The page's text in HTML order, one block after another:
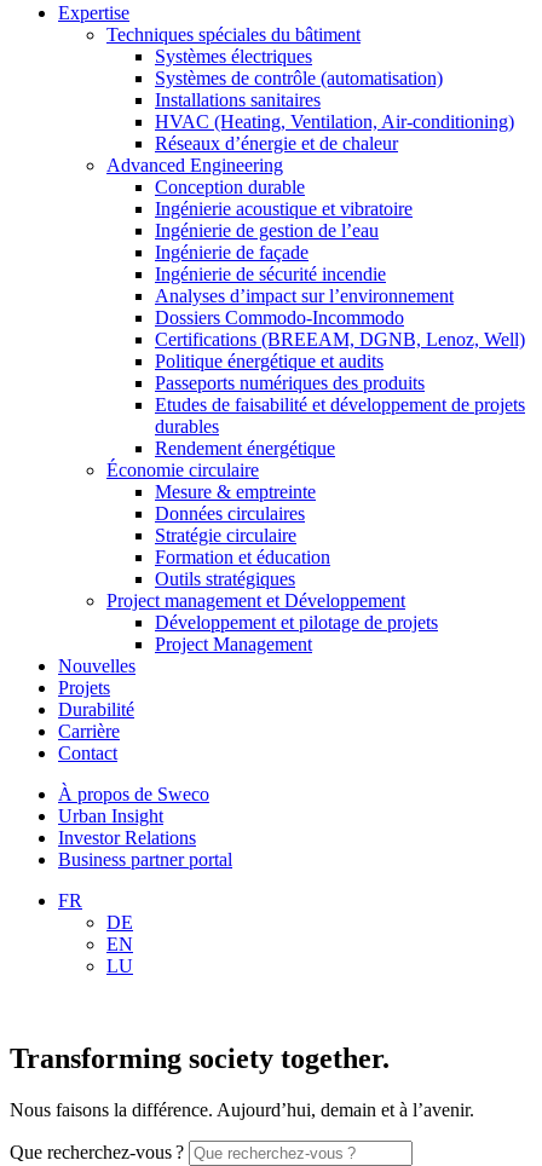
Expertise
Techniques spéciales du bâtiment
Systèmes électriques
Systèmes de contrôle (automatisation)
Installations sanitaires
HVAC (Heating, Ventilation, Air-conditioning)
Réseaux d’énergie et de chaleur
Advanced Engineering
Conception durable
Ingénierie acoustique et vibratoire
Ingénierie de gestion de l’eau
Ingénierie de façade
Ingénierie de sécurité incendie
Analyses d’impact sur l’environnement
Dossiers Commodo-Incommodo
Certifications (BREEAM, DGNB, Lenoz, Well)
Politique énergétique et audits
Passeports numériques des produits
Etudes de faisabilité et développement de projets
durables
Rendement énergétique
Économie circulaire
Mesure & emptreinte
Données circulaires
Stratégie circulaire
Formation et éducation
Outils stratégiques
Project management et Développement
Développement et pilotage de projets
Project Management
Nouvelles
Projets
Durabilité
Carrière
Contact
À propos de Sweco
Urban Insight
Investor Relations
Business partner portal
FR
DE
EN
LU
Transforming society together.
Nous faisons la différence. Aujourd’hui, demain et à l’avenir.
Que recherchez-vous ?